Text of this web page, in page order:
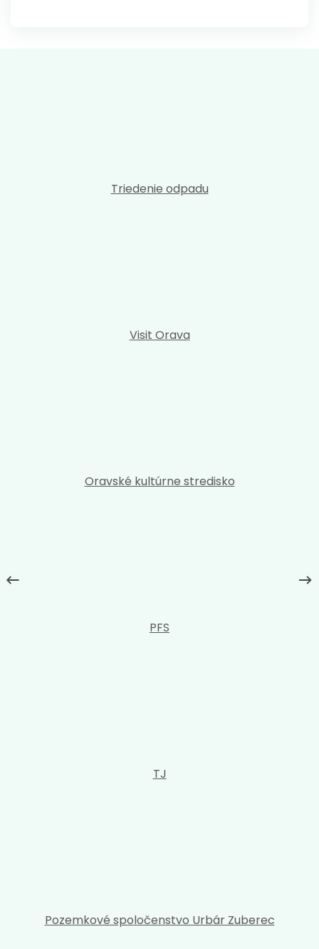
Triedenie odpadu
Visit Orava
Oravské kultúrne stredisko
PFS
TJ
Pozemkové spoločenstvo Urbár Zuberec